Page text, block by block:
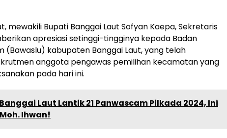
mewakili Bupati Banggai Laut Sofyan Kaepa, Sekretaris
apresiasi setinggi-tingginya kepada Badan
(Bawaslu) kabupaten Banggai Laut, yang telah
anggota pengawas pemilihan kecamatan yang
pada hari ini.
Laut Lantik 21 Panwascam Pilkada 2024, Ini
Ihwan!